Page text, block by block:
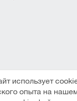
использует
опыта на